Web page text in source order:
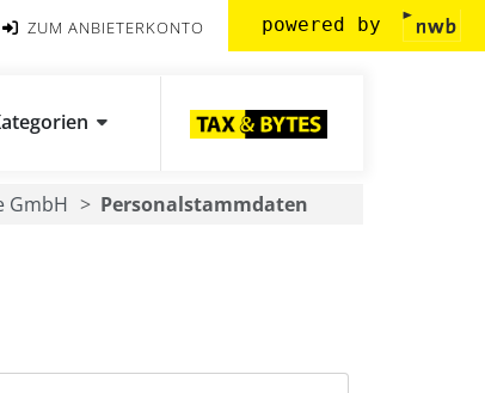
ZUM ANBIETERKONTO powered by
GmbH Personalstammdaten